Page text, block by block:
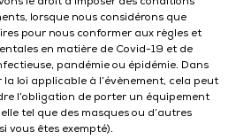
lorsque nous considérons que
pour nous conformer aux règles et
en matière de Covid-19 et de
pandémie ou épidémie. Dans
la loi applicable à l’évènement, cela peut
l’obligation de porter un équipement
tel que des masques ou d’autres
vous êtes exempté).